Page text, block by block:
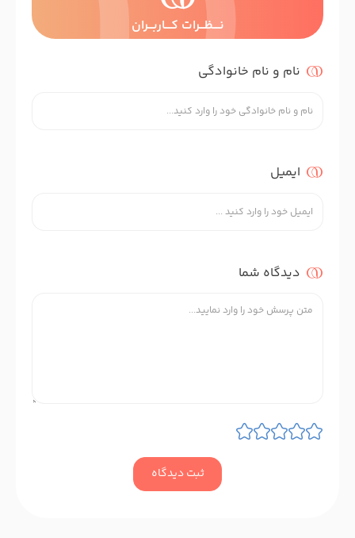
نــــظـــرات کــــاربـــران
نام و نام خانوادگی
ایمیل
دیدگاه شما
ثبت دیدگاه